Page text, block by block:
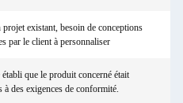
existant, besoin de conceptions
par le client à personnaliser
établi que le produit concerné était
à des exigences de conformité.